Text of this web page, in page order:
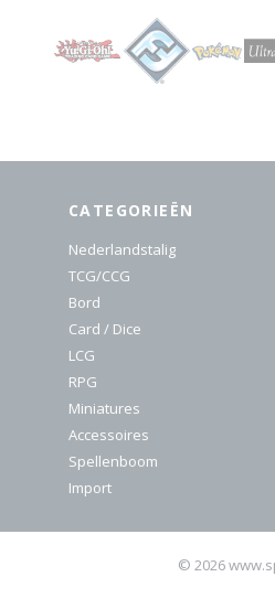
CATEGORIEËN
Nederlandstalig
TCG/CCG
Bord
Card / Dice
LCG
RPG
Miniatures
Accessoires
Spellenboom
Import
© 2026